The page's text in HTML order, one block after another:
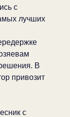
с
лучших
В
привозит
с